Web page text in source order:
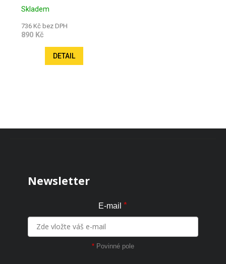
Skladem
736 Kč bez DPH
890 Kč
DETAIL
Newsletter
E-mail *
* Povinné pole